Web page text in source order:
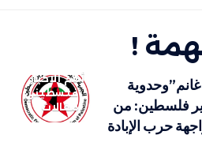
!
أهم الاخبار
فلسطيني
مقالات
فلسطين: من
حرب الإبادة